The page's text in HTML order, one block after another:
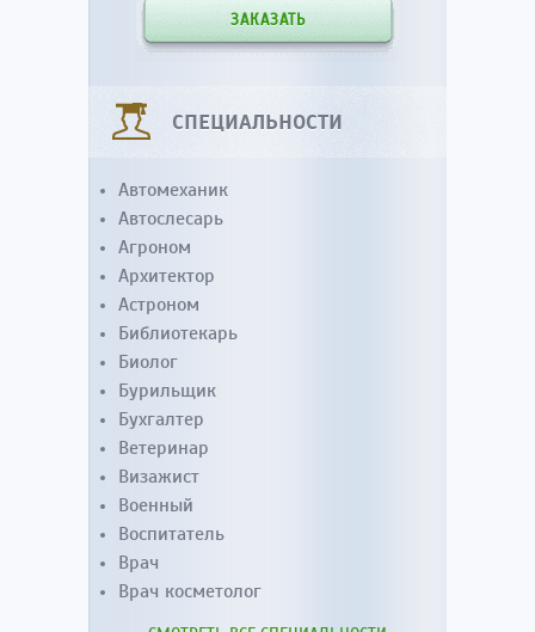
ЗАКАЗАТЬ
СПЕЦИАЛЬНОСТИ
Автомеханик
Автослесарь
Агроном
Архитектор
Астроном
Библиотекарь
Биолог
Бурильщик
Бухгалтер
Ветеринар
Визажист
Военный
Воспитатель
Врач
Врач косметолог